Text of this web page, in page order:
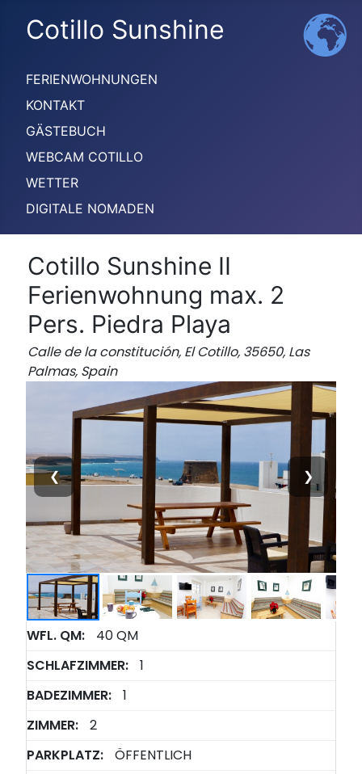
Cotillo Sunshine
FERIENWOHNUNGEN
KONTAKT
GÄSTEBUCH
WEBCAM COTILLO
WETTER
DIGITALE NOMADEN
Cotillo Sunshine II
Ferienwohnung max. 2
Pers. Piedra Playa
Calle de la constitución, El Cotillo, 35650, Las
Palmas, Spain
❮ ❯
WFL. QM:
40 QM
SCHLAFZIMMER:
1
BADEZIMMER:
1
ZIMMER:
2
PARKPLATZ:
ÖFFENTLICH